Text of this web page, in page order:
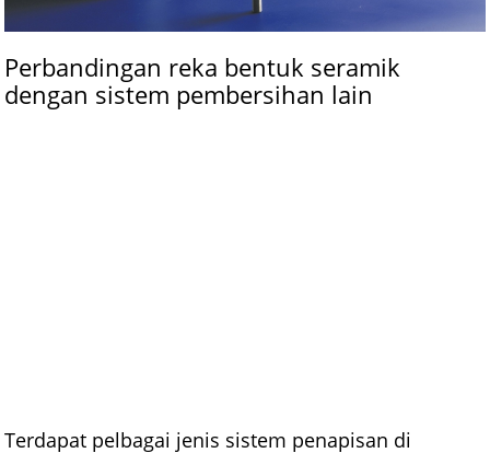
Perbandingan reka bentuk seramik
dengan sistem pembersihan lain
Terdapat pelbagai jenis sistem penapisan di